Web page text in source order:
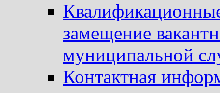
замещение
муниципальной
Контактная